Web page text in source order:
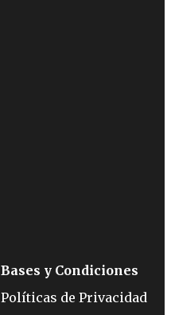
Bases y Condiciones
Políticas de Privacidad